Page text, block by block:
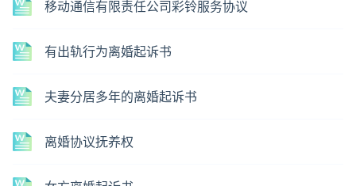
移动通信有限责任公司彩铃服务协议
有出轨行为离婚起诉书
夫妻分居多年的离婚起诉书
离婚协议抚养权